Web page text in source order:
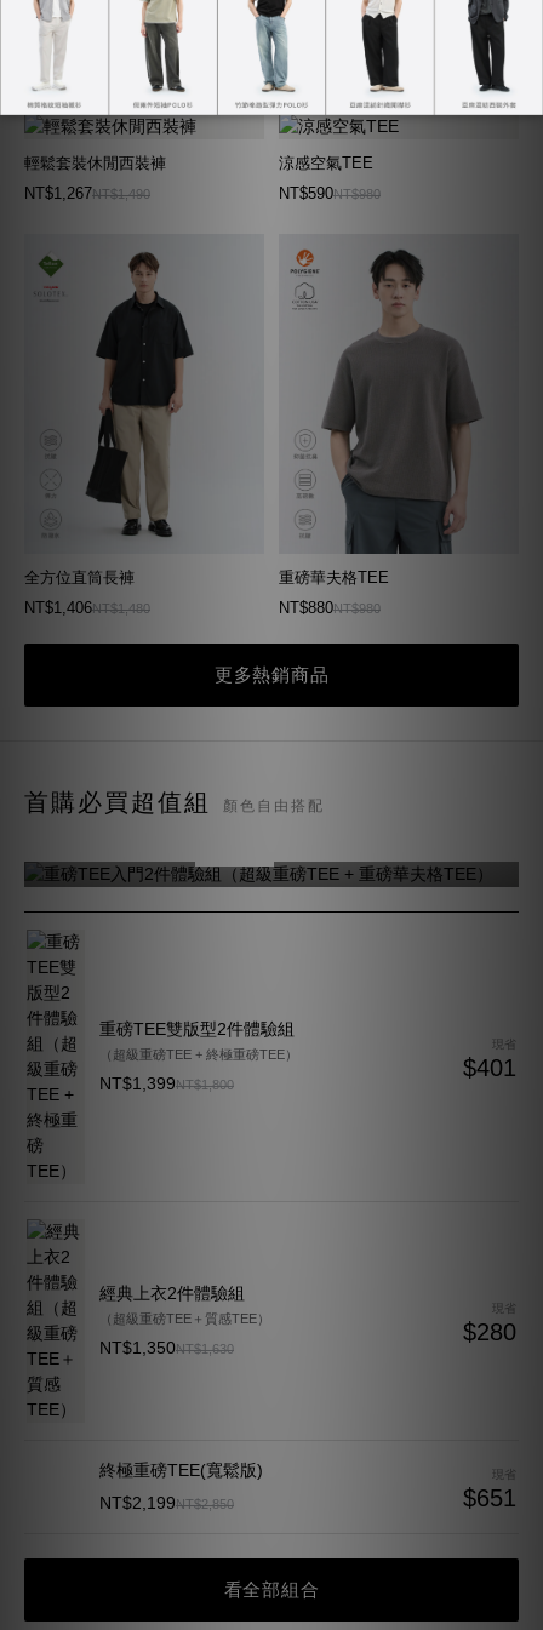
輕鬆套裝西裝外套
NT$2,169
NT$2,290
亞麻棉質短褲
NT$890
NT$1,080
輕鬆套裝休閒西裝褲
NT$1,267NT$1,490
涼感空氣TEE
NT$590NT$980
全方位直筒長褲
NT$1,406NT$1,480
重磅華夫格TEE
NT$880NT$980
更多熱銷商品
首購必買超值組 顏色自由搭配
重磅TEE入門2件體驗組
（超級重磅TEE + 重磅華夫格TEE）
重磅TEE雙版型2件體驗組
（超級重磅TEE + 終極重磅TEE）
NT$1,399NT$1,800
現省
$401
經典上衣2件體驗組
（超級重磅TEE＋質感TEE）
NT$1,350NT$1,630
現省
$280
終極重磅TEE(寬鬆版)
NT$2,199 NT$2,850
現省
$651